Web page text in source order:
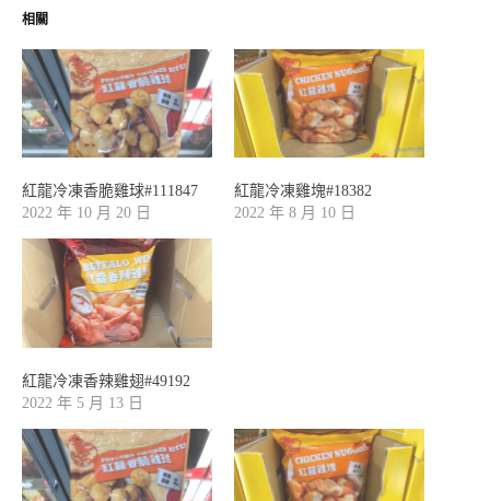
相關
紅龍冷凍香脆雞球#111847
2022 年 10 月 20 日
紅龍冷凍雞塊#18382
2022 年 8 月 10 日
紅龍冷凍香辣雞翅#49192
2022 年 5 月 13 日